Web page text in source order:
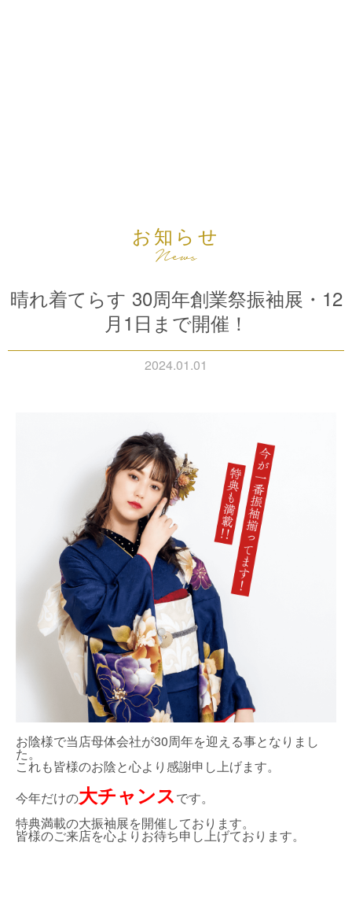
お知らせ
晴れ着てらす 30周年創業祭振袖展・12
月1日まで開催！
2024.01.01
お陰様で当店母体会社が30周年を迎える事となりまし
た。
これも皆様のお陰と心より感謝申し上げます。
今年だけの大チャンスです。
特典満載の大振袖展を開催しております。
皆様のご来店を心よりお待ち申し上げております。